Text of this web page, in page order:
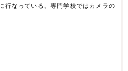
行なっている。専門学校ではカメラの